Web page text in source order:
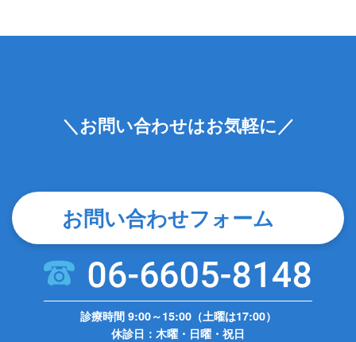
＼お問い合わせはお気軽に／
お問い合わせフォーム
診療時間 9:00～15:00（土曜は17:00）
休診日：木曜・日曜・祝日